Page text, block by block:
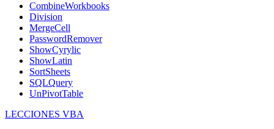
CombineWorkbooks
Division
MergeCell
PasswordRemover
ShowCyrylic
ShowLatin
SortSheets
SQLQuery
UnPivotTable
LECCIONES VBA